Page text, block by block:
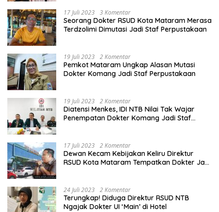
17 Juli 2023 3 Komentar
Seorang Dokter RSUD Kota Mataram Merasa
Terdzolimi Dimutasi Jadi Staf Perpustakaan
19 Juli 2023 2 Komentar
Pemkot Mataram Ungkap Alasan Mutasi
Dokter Komang Jadi Staf Perpustakaan
19 Juli 2023 2 Komentar
Diatensi Menkes, IDI NTB Nilai Tak Wajar
Penempatan Dokter Komang Jadi Staf
17 Juli 2023 2 Komentar
Dewan Kecam Kebijakan Keliru Direktur
RSUD Kota Mataram Tempatkan Dokter Jadi
24 Juli 2023 2 Komentar
Terungkap! Diduga Direktur RSUD NTB
Ngajak Dokter UI ‘Main’ di Hotel